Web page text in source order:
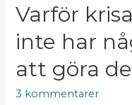
Varför
inte har
att göra
3 kommentarer